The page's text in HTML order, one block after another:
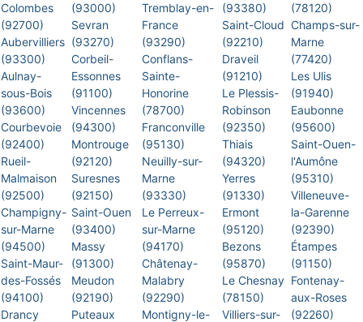
Colombes
(92700)
Aubervilliers
(93300)
Aulnay-
sous-Bois
(93600)
Courbevoie
(92400)
Rueil-
Malmaison
(92500)
Champigny-
sur-Marne
(94500)
Saint-Maur-
des-Fossés
(94100)
Drancy
(93000)
Sevran
(93270)
Corbeil-
Essonnes
(91100)
Vincennes
(94300)
Montrouge
(92120)
Suresnes
(92150)
Saint-Ouen
(93400)
Massy
(91300)
Meudon
(92190)
Puteaux
Tremblay-en-
France
(93290)
Conflans-
Sainte-
Honorine
(78700)
Franconville
(95130)
Neuilly-sur-
Marne
(93330)
Le Perreux-
sur-Marne
(94170)
Châtenay-
Malabry
(92290)
Montigny-le-
(93380)
Saint-Cloud
(92210)
Draveil
(91210)
Le Plessis-
Robinson
(92350)
Thiais
(94320)
Yerres
(91330)
Ermont
(95120)
Bezons
(95870)
Le Chesnay
(78150)
Villiers-sur-
(78120)
Champs-sur-
Marne
(77420)
Les Ulis
(91940)
Eaubonne
(95600)
Saint-Ouen-
l'Aumône
(95310)
Villeneuve-
la-Garenne
(92390)
Étampes
(91150)
Fontenay-
aux-Roses
(92260)